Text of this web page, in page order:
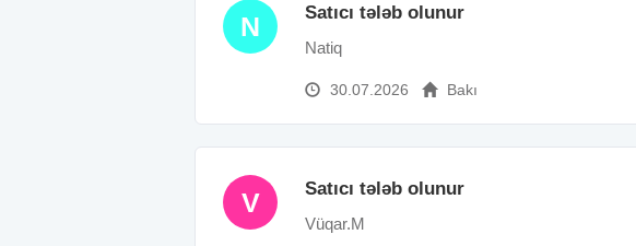
N Satıcı tələb olunur
Natiq
30.07.2026 Bakı
V Satıcı tələb olunur
Vüqar.M